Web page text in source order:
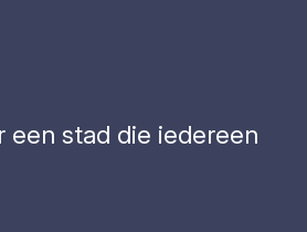
een stad die iedereen